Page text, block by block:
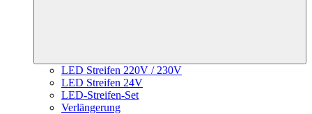
LED Streifen 220V / 230V
LED Streifen 24V
LED-Streifen-Set
Verlängerung